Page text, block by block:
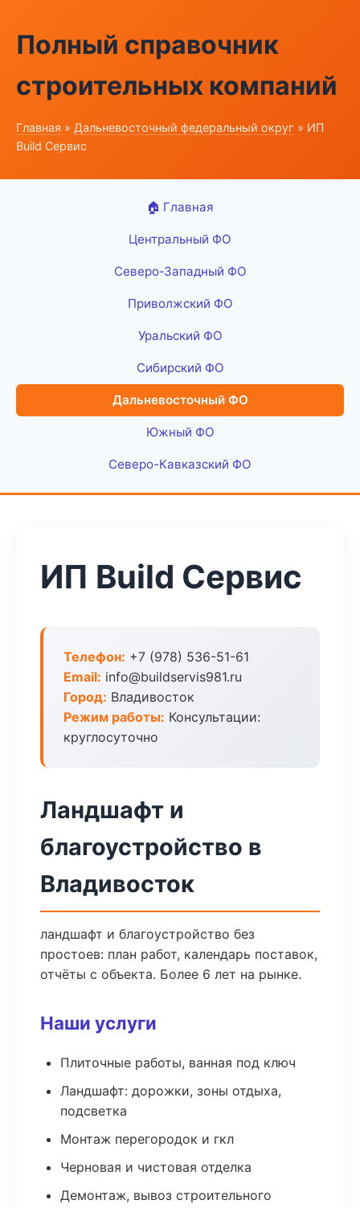
Полный справочник
строительных компаний
Главная » Дальневосточный федеральный округ » ИП
Build Сервис
🏠 Главная
Центральный ФО
Северо-Западный ФО
Приволжский ФО
Уральский ФО
Сибирский ФО
Дальневосточный ФО
Южный ФО
Северо-Кавказский ФО
ИП Build Сервис
Телефон: +7 (978) 536-51-61
Email: info@buildservis981.ru
Город: Владивосток
Режим работы: Консультации:
круглосуточно
Ландшафт и
благоустройство в
Владивосток
ландшафт и благоустройство без
простоев: план работ, календарь поставок,
отчёты с объекта. Более 6 лет на рынке.
Наши услуги
Плиточные работы, ванная под ключ
Ландшафт: дорожки, зоны отдыха,
подсветка
Монтаж перегородок и гкл
Черновая и чистовая отделка
Демонтаж, вывоз строительного